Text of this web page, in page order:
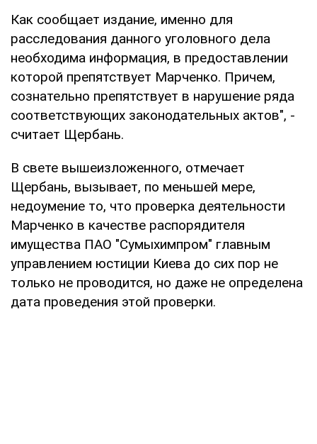
Как сообщает издание, именно для
расследования данного уголовного дела
необходима информация, в предоставлении
которой препятствует Марченко. Причем,
сознательно препятствует в нарушение ряда
соответствующих законодательных актов", -
считает Щербань.
В свете вышеизложенного, отмечает
Щербань, вызывает, по меньшей мере,
недоумение то, что проверка деятельности
Марченко в качестве распорядителя
имущества ПАО "Сумыхимпром" главным
управлением юстиции Киева до сих пор не
только не проводится, но даже не определена
дата проведения этой проверки.